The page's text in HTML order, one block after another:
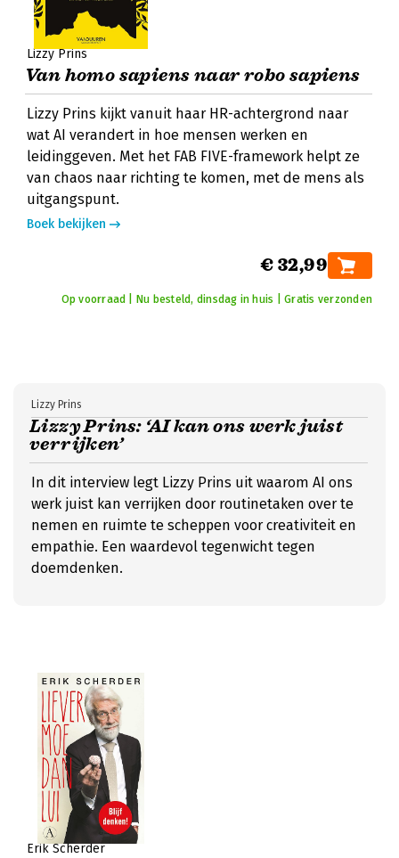
Lizzy Prins
Van homo sapiens naar robo sapiens
Lizzy Prins kijkt vanuit haar HR-achtergrond naar
wat AI verandert in hoe mensen werken en
leidinggeven. Met het FAB FIVE-framework helpt ze
van chaos naar richting te komen, met de mens als
uitgangspunt.
Boek bekijken
€ 32,99
Op voorraad | Nu besteld, dinsdag in huis | Gratis verzonden
Lizzy Prins: ‘AI kan ons werk juist
verrijken’
Lizzy Prins
In dit interview legt Lizzy Prins uit waarom AI ons
werk juist kan verrijken door routinetaken over te
nemen en ruimte te scheppen voor creativiteit en
empathie. Een waardevol tegenwicht tegen
doemdenken.
Erik Scherder